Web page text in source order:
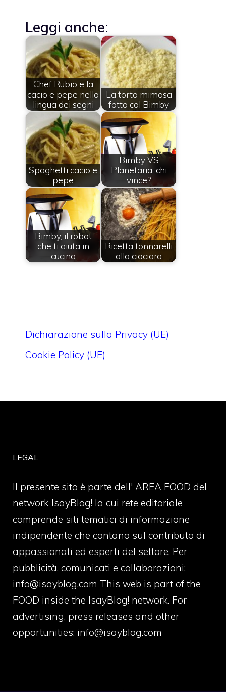
Leggi anche:
Chef Rubio e la
cacio e pepe nella
lingua dei segni
La torta mimosa
fatta col Bimby
Spaghetti cacio e
pepe
Bimby VS
Planetaria: chi
vince?
Bimby, il robot
che ti aiuta in
cucina
Ricetta tonnarelli
alla ciociara
Dichiarazione sulla Privacy (UE)
Cookie Policy (UE)
LEGAL
Il presente sito è parte dell' AREA FOOD del
network IsayBlog! la cui rete editoriale
comprende siti tematici di informazione
indipendente che contano sul contributo di
appassionati ed esperti del settore. Per
pubblicità, comunicati e collaborazioni:
info@isayblog.com This web is part of the
FOOD inside the IsayBlog! network. For
advertising, press releases and other
opportunities: info@isayblog.com